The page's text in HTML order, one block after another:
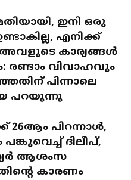
ഇനി ഒരു
എനിക്ക്
കാര്യങ്ങൾ
രണ്ടാം വിവാഹവും
പിന്നാലെ
പറയുന്നു
26ആം പിറന്നാൾ,
ദിലീപ്,
ആശംസ
കാരണം